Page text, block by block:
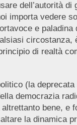
dell’autorità di
importa vedere
e paladina
circostanza,
di realtà
(la
democrazia
bene, e
la dinamica